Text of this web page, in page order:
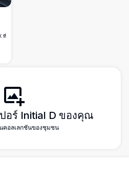
ที่
อร์ Initial D ของคุณ
คอลเลกชันของชุมชน